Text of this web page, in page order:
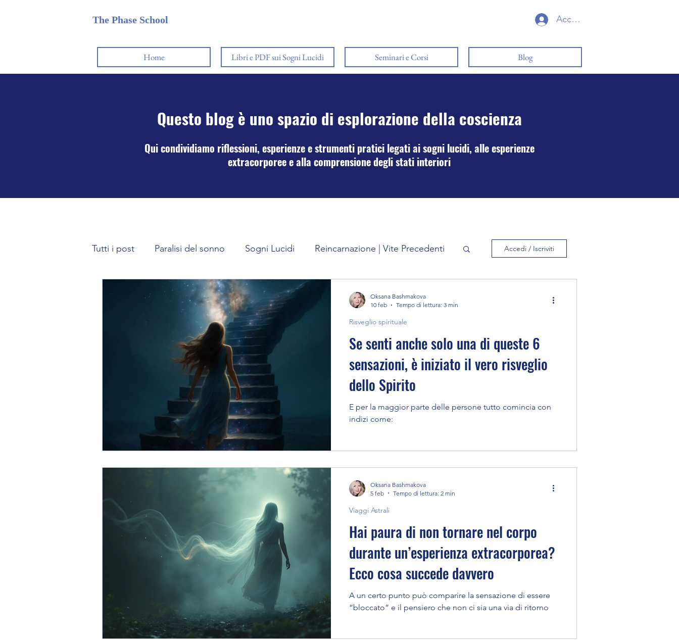
Accedi
The Phase School
Home Libri e PDF sui Sogni Lucidi Seminari e Corsi Blog
Questo blog è uno spazio di esplorazione della coscienza
Qui condividiamo riflessioni, esperienze e strumenti pratici legati ai sogni lucidi, alle esperienze
extracorporee e alla comprensione degli stati interiori
Tutti i post Paralisi del sonno Sogni Lucidi Reincarnazione | Vite Precedenti
Karma | La Legge di Causa-Effetto Viaggi Astrali
Come gestire lo spazio dei sogni Esperienza di pre-morte | NDE
Il potere del subconscio Corpo onirico Personaggi dei sogni
risveglio spirituale Risveglio spirituale Esperienze Extracorporee
Ricerca sulle esperienze extracorpo I benefici delle esperienze extrac OBE
OBE - out of body experience Energia vitale La vita dopo la morte
Entità Astrali Guarigione Tecniche e Metodi
Ricerca scientifica Interazione con il mondo sottile
Interazione con il mondo astrale Sogni Premonitori
Accedi / Iscriviti
Se senti anche solo una di queste 6
sensazioni, è iniziato il vero risveglio
dello Spirito
E per la maggior parte delle persone tutto comincia con
indizi come:
Risveglio spirituale
Oksana Bashmakova
10 feb
Tempo di lettura: 3 min
Hai paura di non tornare nel corpo
durante un’esperienza extracorporea?
Ecco cosa succede davvero
A un certo punto può comparire la sensazione di essere
“bloccato” e il pensiero che non ci sia una via di ritorno
Viaggi Astrali
Oksana Bashmakova
5 feb
Tempo di lettura: 2 min